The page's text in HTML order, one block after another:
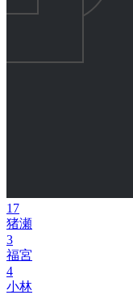
17
猪瀬
3
福宮
4
小林